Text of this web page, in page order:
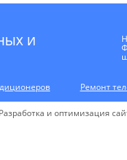
и
Ремонт
Разработка и оптимизация